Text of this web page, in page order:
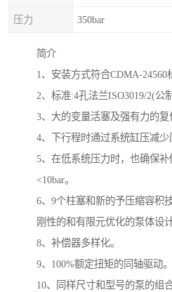
压力 350bar
简介
1、安装方式符合CDMA-24560
2、标准:4孔法兰ISO3019/2(公
3、大的变量活塞及强有力的
4、下行程时通过系统缸压减少
5、在低系统压力时，也确保
<10bar。
6、9个柱塞和新的予压缩容积
刚性的和有限元优化的泵体设
8、补偿器多样化。
9、100%额定扭矩的同轴驱动。
10、同样尺寸和型号的泵的组